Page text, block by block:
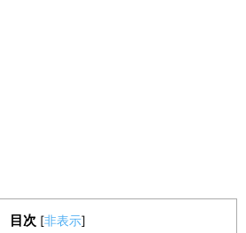
目次 [非表示]